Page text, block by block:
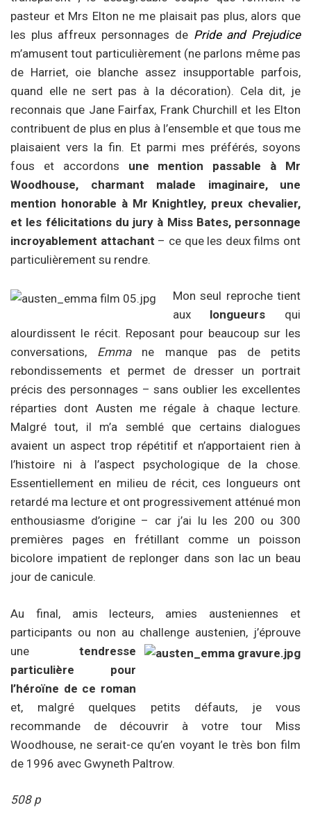
pasteur et Mrs Elton ne me plaisait pas plus, alors que
les plus affreux personnages de Pride and Prejudice
m’amusent tout particulièrement (ne parlons même pas
de Harriet, oie blanche assez insupportable parfois,
quand elle ne sert pas à la décoration). Cela dit, je
reconnais que Jane Fairfax, Frank Churchill et les Elton
contribuent de plus en plus à l’ensemble et que tous me
plaisaient vers la fin. Et parmi mes préférés, soyons
fous et accordons une mention passable à Mr
Woodhouse, charmant malade imaginaire, une
mention honorable à Mr Knightley, preux chevalier,
et les félicitations du jury à Miss Bates, personnage
incroyablement attachant – ce que les deux films ont
particulièrement su rendre.
Mon seul reproche tient
aux longueurs qui
alourdissent le récit. Reposant pour beaucoup sur les
conversations, Emmane manque pas de petits
rebondissements et permet de dresser un portrait
précis des personnages – sans oublier les excellentes
réparties dont Austen me régale à chaque lecture.
Malgré tout, il m’a semblé que certains dialogues
avaient un aspect trop répétitif et n’apportaient rien à
l’histoire ni à l’aspect psychologique de la chose.
Essentiellement en milieu de récit, ces longueurs ont
retardé ma lecture et ont progressivement atténué mon
enthousiasme d’origine – car j’ai lu les 200 ou 300
premières pages en frétillant comme un poisson
bicolore impatient de replonger dans son lac un beau
jour de canicule.
Au final, amis lecteurs, amies austeniennes et
participants ou non au challenge austenien, j’éprouve
unetendresse
particulière pour
l’héroïne de ce roman
et, malgré quelques petits défauts, je vous
recommande de découvrir à votre tour Miss
Woodhouse, ne serait-ce qu’en voyant le très bon film
de 1996 avec Gwyneth Paltrow.
508 p